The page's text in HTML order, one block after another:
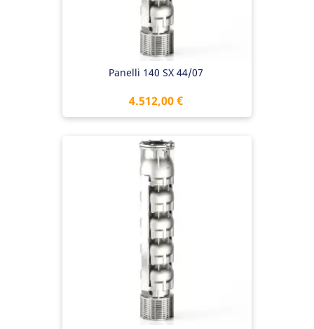
Panelli 140 SX 44/07
Preis
4.512,00 €